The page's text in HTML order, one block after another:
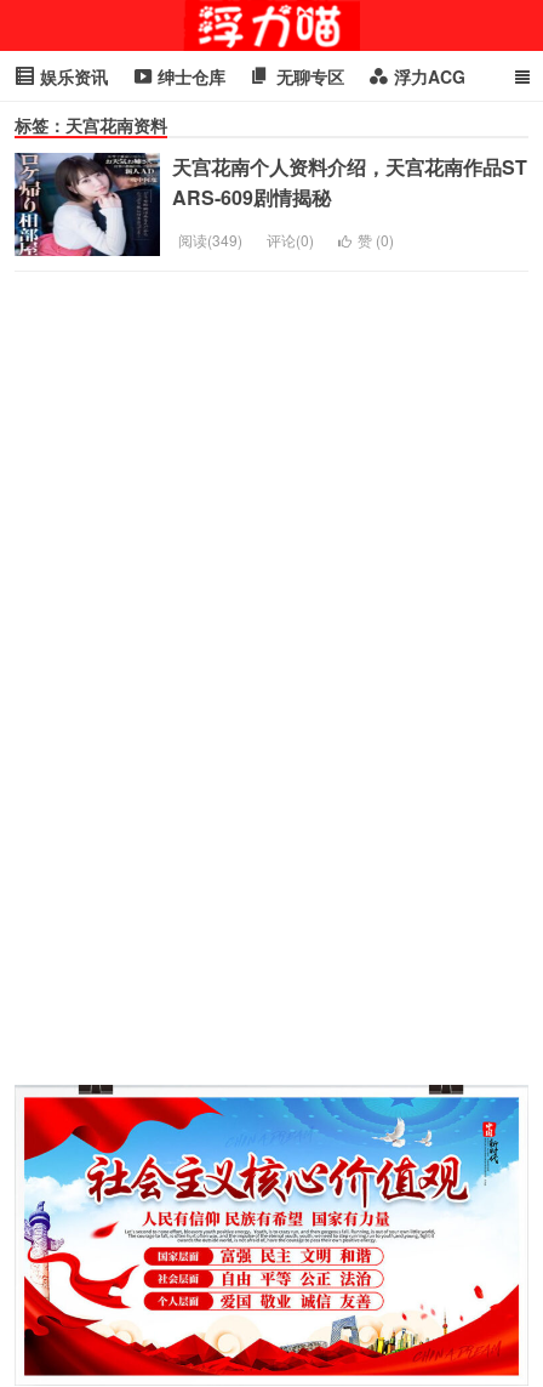
喵星闻
娱乐资讯 绅士仓库 无聊专区 浮力ACG
浮力GIF 明星头条
cosplay
标签：天宫花南资料
天宫花南个人资料介绍，天宫花南作品ST
ARS-609剧情揭秘
阅读(349) 评论(0) 赞 (0)